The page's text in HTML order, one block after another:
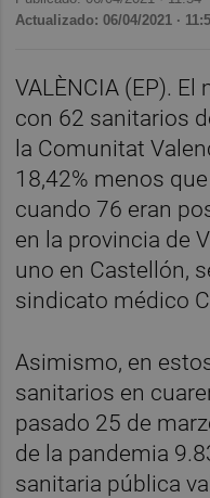
Actualizado: 06/04/2021 ·
VALÈNCIA (EP).
con 62 sanitarios
la Comunitat
18,42% menos
cuando 76 eran
en la provincia de
uno en Castellón,
sindicato médico
Asimismo, en
sanitarios en
pasado 25 de
de la pandemia
sanitaria pública